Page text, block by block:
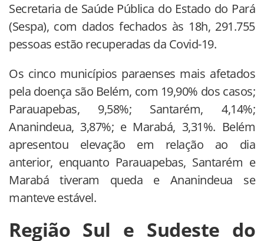
Secretaria de Saúde Pública do Estado do Pará
(Sespa), com dados fechados às 18h, 291.755
pessoas estão recuperadas da Covid-19.
Os cinco municípios paraenses mais afetados
pela doença são Belém, com 19,90% dos casos;
Parauapebas, 9,58%; Santarém, 4,14%;
Ananindeua, 3,87%; e Marabá, 3,31%. Belém
apresentou elevação em relação ao dia
anterior, enquanto Parauapebas, Santarém e
Marabá tiveram queda e Ananindeua se
manteve estável.
Região Sul e Sudeste do